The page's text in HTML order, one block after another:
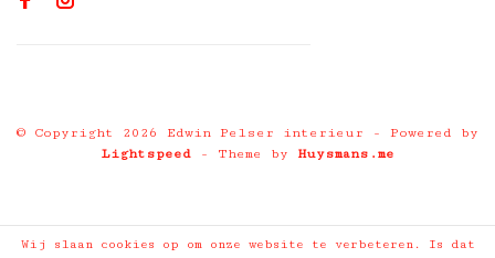
© Copyright 2026 Edwin Pelser interieur
- Powered by
Lightspeed- Theme by Huysmans.me
Wij slaan cookies op om onze website te verbeteren. Is dat